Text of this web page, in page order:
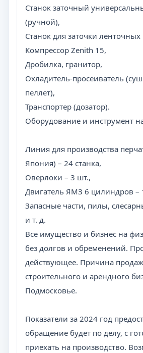
Станок заточный
(ручной),
Станок для заточки ленточных
Компрессор Zenith 15,
Дробилка, гранитор,
Охладитель-просеиватель
пеллет),
Транспортер (дозатор).
Оборудование и инструмент
Линия для производства
Япония) – 24 станка,
Оверлоки – 3 шт.,
Двигатель ЯМЗ 6 цилиндров –
Запасные части, пилы,
и т. д.
Все имущество и бизнес на
без долгов и обременений.
действующее. Причина
строительного и арендного
Подмосковье.
Показатели за 2024 год
обращение будет по делу, с
приехать на производство.